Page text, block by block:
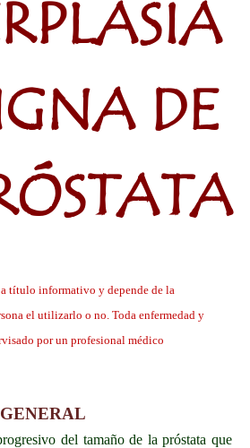
DE
título informativo y depende de la
el utilizarlo o no. Toda enfermedad y
por un profesional médico
del tamaño de la próstata que